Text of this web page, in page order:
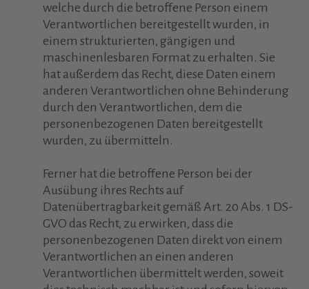
welche durch die betroffene Person einem
Verantwortlichen bereitgestellt wurden, in
einem strukturierten, gängigen und
maschinenlesbaren Format zu erhalten. Sie
hat außerdem das Recht, diese Daten einem
anderen Verantwortlichen ohne Behinderung
durch den Verantwortlichen, dem die
personenbezogenen Daten bereitgestellt
wurden, zu übermitteln.
Ferner hat die betroffene Person bei der
Ausübung ihres Rechts auf
Datenübertragbarkeit gemäß Art. 20 Abs. 1 DS-
GVO das Recht, zu erwirken, dass die
personenbezogenen Daten direkt von einem
Verantwortlichen an einen anderen
Verantwortlichen übermittelt werden, soweit